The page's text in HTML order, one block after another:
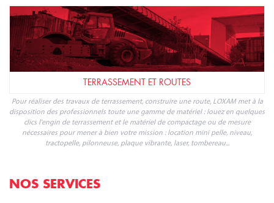
TERRASSEMENT ET ROUTES
Pour réaliser des travaux de terrassement, construire une route, LOXAM met à la
disposition des professionnels toute une gamme de matériel : louez en quelques
clics l'engin de terrassement et le matériel de compactage ou de mesure
nécessaires pour mener à bien votre mission : location mini pelle, niveau,
tractopelle, pilonneuse, plaque vibrante, laser, tombereau...
NOS SERVICES